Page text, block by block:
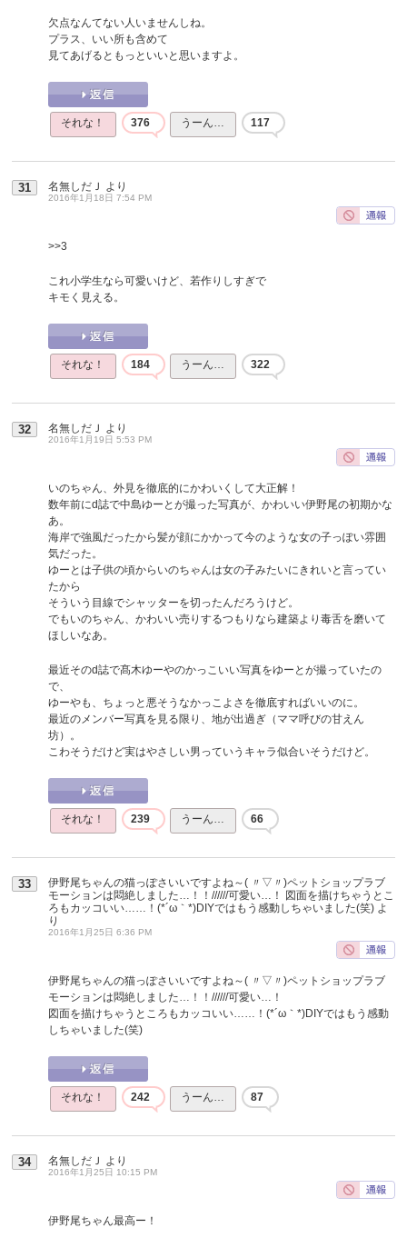
欠点なんてない人いませんしね。
プラス、いい所も含めて
見てあげるともっといいと思いますよ。
それな！ 376 うーん… 117
31 名無しだＪ より
2016年1月18日 7:54 PM
>>3
これ小学生なら可愛いけど、若作りしすぎで
キモく見える。
それな！ 184 うーん… 322
32 名無しだＪ より
2016年1月19日 5:53 PM
いのちゃん、外見を徹底的にかわいくして大正解！
数年前にd誌で中島ゆーとが撮った写真が、かわいい伊野尾の初期かな
あ。
海岸で強風だったから髪が顔にかかって今のような女の子っぽい雰囲
気だった。
ゆーとは子供の頃からいのちゃんは女の子みたいにきれいと言ってい
たから
そういう目線でシャッターを切ったんだろうけど。
でもいのちゃん、かわいい売りするつもりなら建築より毒舌を磨いて
ほしいなあ。
最近そのd誌で髙木ゆーやのかっこいい写真をゆーとが撮っていたの
で、
ゆーやも、ちょっと悪そうなかっこよさを徹底すればいいのに。
最近のメンバー写真を見る限り、地が出過ぎ（ママ呼びの甘えん
坊）。
こわそうだけど実はやさしい男っていうキャラ似合いそうだけど。
それな！ 239 うーん… 66
33
伊野尾ちゃんの猫っぽさいいですよね～( 〃▽〃)ペットショップラブ
モーションは悶絶しました…！！//////可愛い…！ 図面を描けちゃうとこ
ろもカッコいい……！(*´ω｀*)DIYではもう感動しちゃいました(笑) よ
り
2016年1月25日 6:36 PM
伊野尾ちゃんの猫っぽさいいですよね～( 〃▽〃)ペットショップラブ
モーションは悶絶しました…！！//////可愛い…！
図面を描けちゃうところもカッコいい……！(*´ω｀*)DIYではもう感動
しちゃいました(笑)
それな！ 242 うーん… 87
34 名無しだＪ より
2016年1月25日 10:15 PM
伊野尾ちゃん最高ー！